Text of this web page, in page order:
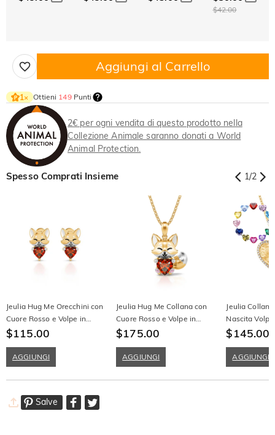
$42.00
Aggiungi al Carrello
1× Ottieni 149Punti
2€ per ogni vendita di questo prodotto nella
Collezione Animale saranno donati a World
Animal Protection.
Spesso Comprati Insieme 1/2
Jeulia Hug Me Orecchini con
Cuore Rosso e Volpe in
Argento Sterling
$115.00
AGGIUNGI
Jeulia Hug Me Collana con
Cuore Rosso e Volpe in
Argento Sterling
$175.00
AGGIUNGI
Jeulia
Nascita Volpe
$145.00
AGGIUNGI
Salve